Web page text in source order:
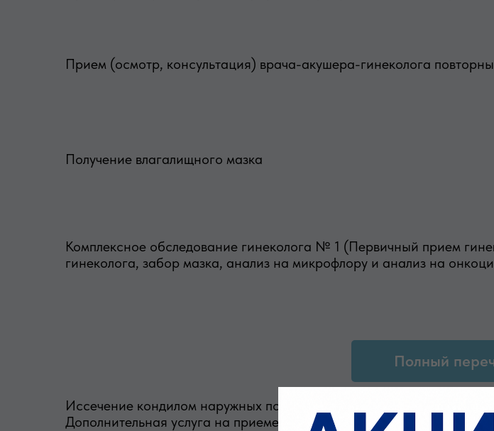
Прием (осмотр, консультация) врача-акушера-гинеколога
Получение влагалищного мазка
Комплексное обследование гинеколога № 1 (Первичный прием
гинеколога, забор мазка, анализ на микрофлору и анализ на
Полный
Иссечение кондилом наружных половых органов
Дополнительная услуга на приеме врача.